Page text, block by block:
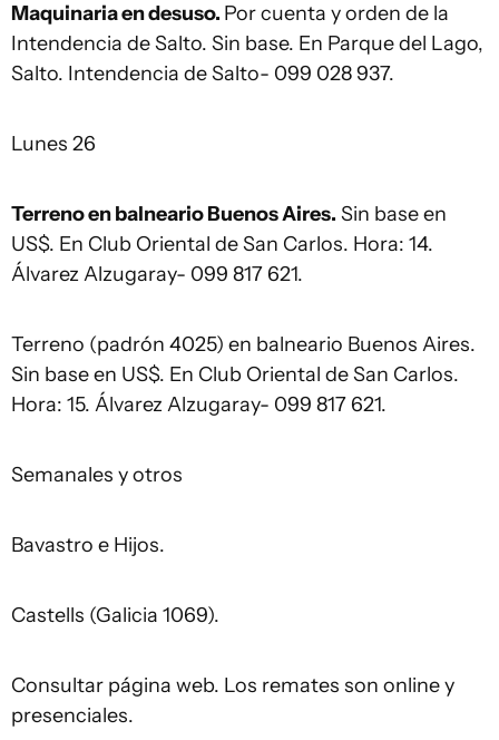
Maquinaria en desuso. Por cuenta y orden de la
Intendencia de Salto. Sin base. En Parque del Lago,
Salto. Intendencia de Salto- 099 028 937.
Lunes 26
Terreno en balneario Buenos Aires. Sin base en
US$. En Club Oriental de San Carlos. Hora: 14.
Álvarez Alzugaray- 099 817 621.
Terreno (padrón 4025) en balneario Buenos Aires.
Sin base en US$. En Club Oriental de San Carlos.
Hora: 15. Álvarez Alzugaray- 099 817 621.
Semanales y otros
Bavastro e Hijos.
Castells (Galicia 1069).
Consultar página web. Los remates son online y
presenciales.